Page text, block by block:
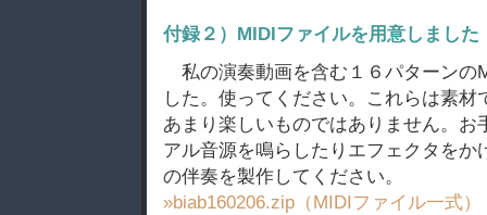
付録２）MIDIファイルを用意しました
私の演奏動画を含む１６パターンの
した。使ってください。これらは素材
あまり楽しいものではありません。お
アル音源を鳴らしたりエフェクタをか
の伴奏を製作してください。
»biab160206.zip（MIDIファイル一式）